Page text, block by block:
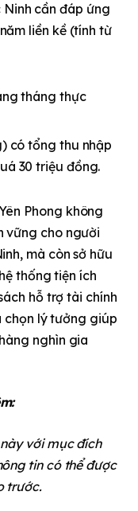
cần đáp ứng
liền kề (tính từ
tháng thực
có tổng thu nhập
30 triệu đồng.
Phong không
vững cho người
mà còn sở hữu
thống tiện ích
hỗ trợ tài chính
chọn lý tưởng giúp
nghìn gia
với mục đích
tin có thể được
trước.